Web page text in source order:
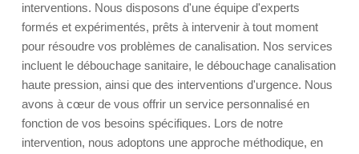
interventions. Nous disposons d'une équipe d'experts
formés et expérimentés, prêts à intervenir à tout moment
pour résoudre vos problèmes de canalisation. Nos services
incluent le débouchage sanitaire, le débouchage canalisation
haute pression, ainsi que des interventions d'urgence. Nous
avons à cœur de vous offrir un service personnalisé en
fonction de vos besoins spécifiques. Lors de notre
intervention, nous adoptons une approche méthodique, en